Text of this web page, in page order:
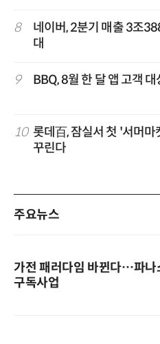
8
네이버, 2분기 매출 3조
대
9 BBQ, 8월 한 달 앱 고객
10 롯데百, 잠실서 첫 '서머
꾸린다
주요뉴스
가전 패러다임 바뀐다…파나
구독사업